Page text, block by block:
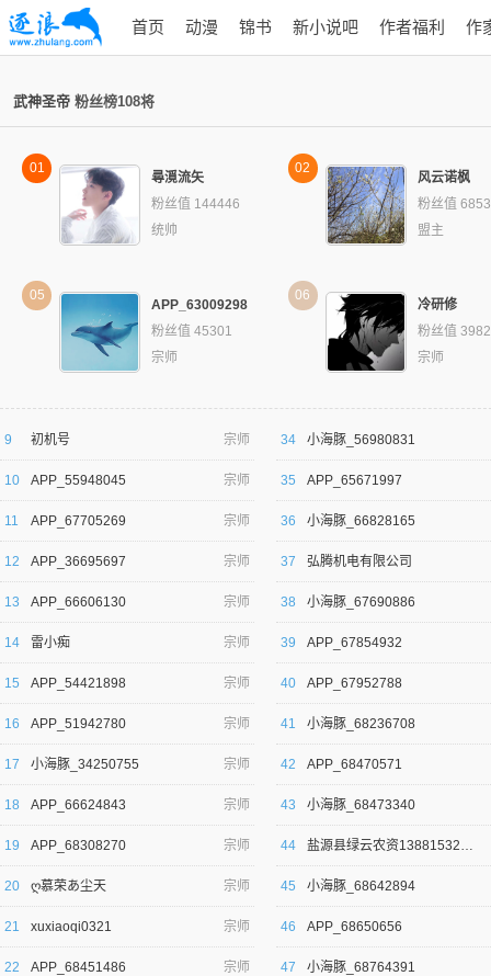
首页 动漫 锦书 新小说吧 作者福利 作
武神圣帝 粉丝榜108将
01
尋漞流矢
粉丝值 144446
统帅
02
风云诺枫
粉丝值
盟主
05
APP_63009298
粉丝值 45301
宗师
06
冷研修
粉丝值
宗师
9 初机号 宗师
10 APP_55948045 宗师
11 APP_67705269 宗师
12 APP_36695697 宗师
13 APP_66606130 宗师
14 雷小痴 宗师
15 APP_54421898 宗师
16 APP_51942780 宗师
17 小海豚_34250755 宗师
18 APP_66624843 宗师
19 APP_68308270 宗师
20 ღ慕荣あ尘天 宗师
21 xuxiaoqi0321 宗师
22 APP_68451486 宗师
34 小海豚_56980831
35 APP_65671997
36 小海豚_66828165
37 弘腾机电有限公司
38 小海豚_67690886
39 APP_67854932
40 APP_67952788
41 小海豚_68236708
42 APP_68470571
43 小海豚_68473340
44 盐源县绿云农资13881532249
45 小海豚_68642894
46 APP_68650656
47 小海豚_68764391